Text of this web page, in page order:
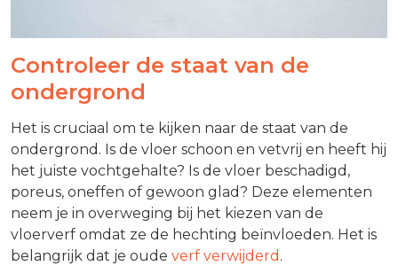
Controleer de staat van de
ondergrond
Het is cruciaal om te kijken naar de staat van de
ondergrond. Is de vloer schoon en vetvrij en heeft hij
het juiste vochtgehalte? Is de vloer beschadigd,
poreus, oneffen of gewoon glad? Deze elementen
neem je in overweging bij het kiezen van de
vloerverf omdat ze de hechting beïnvloeden. Het is
belangrijk dat je oude verf verwijderd .